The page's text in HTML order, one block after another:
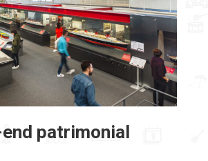
end patrimonial